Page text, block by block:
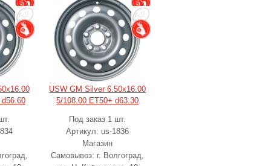
USW GM Silver 6.50x16.00
5/108.00 ET50+ d63.30
Под заказ 1 шт.
Артикул: us-1836
Магазин
Самовывоз: г. Волгоград,